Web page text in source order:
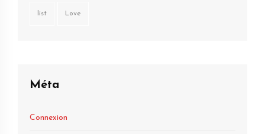
list Love
Méta
Connexion